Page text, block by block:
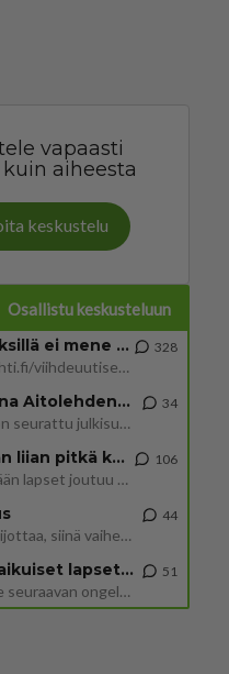
vapaasti
aiheesta
keskustelu
Osallistu keskusteluun
Martinan bisneksillä ei mene hyvin
https://www.iltalehti.fi/viihdeuutiset/a/c46da6ab-340f-4790-aaa7-0865eed2336 Yrityksen konkurssihakemus on tullut kärä
328
Tiesitkö? Martina Aitolehden isäpuoli on tämä suosittu laulaja
Martina Aitolehti on seurattu julkisuuden henkilö. Lähipiiriin mahtuu muitakin tunnettuja henkilöitä. Tiesitkö, että Ma
34
2 km on nykyään liian pitkä koulumatka
Hesarissa päivitellään lapset joutuu nyt kulkemaan 2 km kouluun jösses. Ruostefillarilla tuo matka menee vaikka miten äk
106
Mutta mies vain tuijottaa, siinä vaiheessa käännän itse pään pois. Mikä juttu? Yleensä jos joku tuijottaa tai katsoo, hä
44
Uusioperheen aikuiset lapset tyhjentää jääkaapin käydessään
Miten selvittäisitte seuraavan ongelman, meillä on uusioperhe, minulla teini-ikäiset lapset ja puolisolla aikuiset, jotk
51